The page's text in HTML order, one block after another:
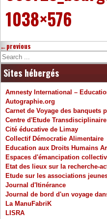
1038×576
←previous
Search
Sites hébergés
Amnesty International –
Autographie.org
Carnet de Voyage des banquets
Centre d'Etude
Cité éducative de Limay
Collectif Démocratie Alimentaire
Education aux Droits Humains
Espaces d'émancipation
Etat des lieux sur la recherche-
Etude sur les associations
Journal d'Itinérance
Journal de bord d'un voyage
La ManuFabriK
LISRA